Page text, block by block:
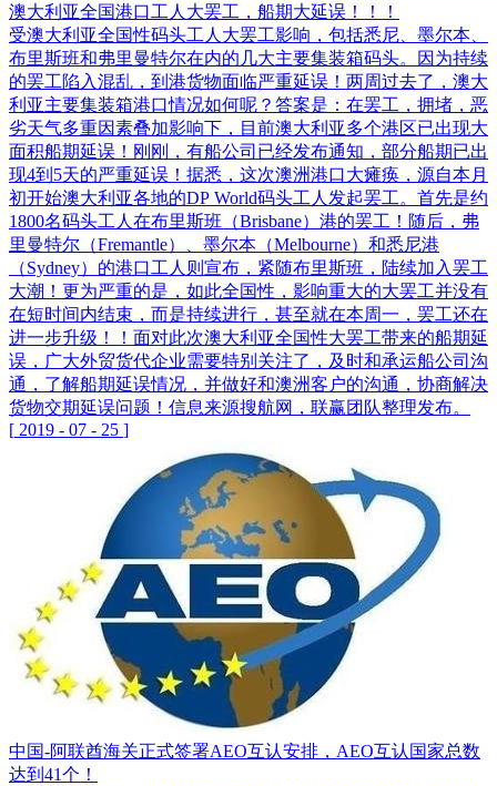
澳大利亚全国港口工人大罢工，船期大延误！！！
受澳大利亚全国性码头工人大罢工影响，包括悉尼、墨尔本、
布里斯班和弗里曼特尔在内的几大主要集装箱码头。因为持续
的罢工陷入混乱，到港货物面临严重延误！两周过去了，澳大
利亚主要集装箱港口情况如何呢？答案是：在罢工，拥堵，恶
劣天气多重因素叠加影响下，目前澳大利亚多个港区已出现大
面积船期延误！刚刚，有船公司已经发布通知，部分船期已出
现4到5天的严重延误！据悉，这次澳洲港口大瘫痪，源自本月
初开始澳大利亚各地的DP World码头工人发起罢工。首先是约
1800名码头工人在布里斯班（Brisbane）港的罢工！随后，弗
里曼特尔（Fremantle）、墨尔本（Melbourne）和悉尼港
（Sydney）的港口工人则宣布，紧随布里斯班，陆续加入罢工
大潮！更为严重的是，如此全国性，影响重大的大罢工并没有
在短时间内结束，而是持续进行，甚至就在本周一，罢工还在
进一步升级！！面对此次澳大利亚全国性大罢工带来的船期延
误，广大外贸货代企业需要特别关注了，及时和承运船公司沟
通，了解船期延误情况，并做好和澳洲客户的沟通，协商解决
货物交期延误问题！信息来源搜航网，联赢团队整理发布。
[ 2019 - 07 - 25 ]
中国-阿联酋海关正式签署AEO互认安排，AEO互认国家总数
达到41个！